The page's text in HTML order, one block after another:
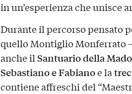
in un’esperienza che unisce
Durante il percorso pensato
quello Montiglio Monferrato
anche ilSantuario della
Sebastiano e Fabianoe la
contiene affreschi del